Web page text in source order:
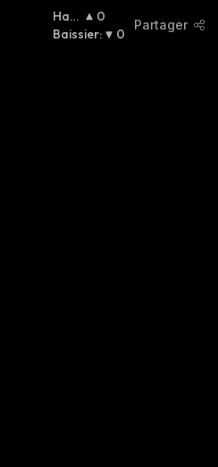
Hau
Ssier
0
Baissier: 0
Partager